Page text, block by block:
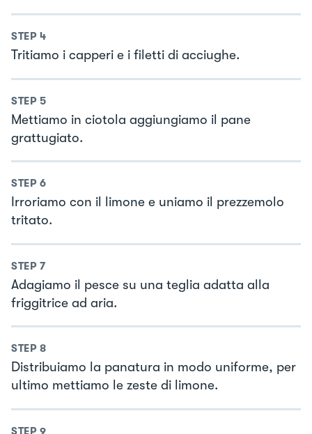
STEP 4
Tritiamo i capperi e i filetti di acciughe.
STEP 5
Mettiamo in ciotola aggiungiamo il pane
grattugiato.
STEP 6
Irroriamo con il limone e uniamo il prezzemolo
tritato.
STEP 7
Adagiamo il pesce su una teglia adatta alla
friggitrice ad aria.
STEP 8
Distribuiamo la panatura in modo uniforme, per
ultimo mettiamo le zeste di limone.
STEP 9